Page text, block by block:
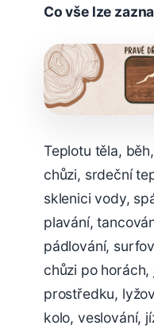
Co vše lze
Teplotu těla,
chůzi, srdeční
sklenici vody,
plavání,
pádlování,
chůzi po
prostředku,
kolo, veslování,